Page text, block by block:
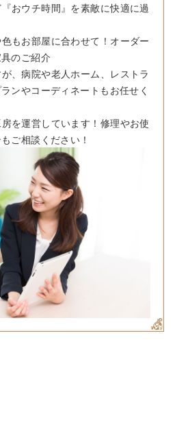
おウチ時間』を素敵に快適に過
もお部屋に合わせて！オーダー
のご紹介
、病院や老人ホーム、レストラ
ンやコーディネートもお任せく
を運営しています！修理やお使
ご相談ください！